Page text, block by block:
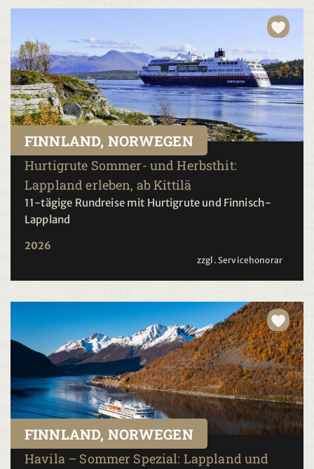
FINNLAND, NORWEGEN
Hurtigrute Sommer- und Herbsthit:
Lappland erleben, ab Kittilä
11-tägige Rundreise mit Hurtigrute und Finnisch-
Lappland
2026
zzgl. Servicehonorar
FINNLAND, NORWEGEN
Havila – Sommer Spezial: Lappland und